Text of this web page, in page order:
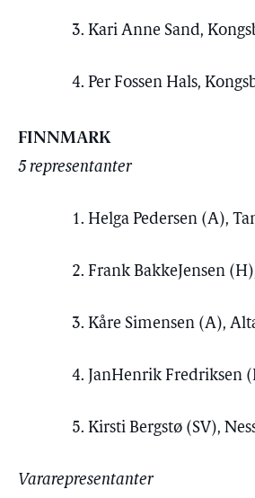
3. Kari Anne Sand,
4. Per Fossen Hals,
FINNMARK
5 representanter
1. Helga Pedersen (A),
2. Frank BakkeJensen
3. Kåre Simensen (A),
4. JanHenrik Fredriksen
5. Kirsti Bergstø (SV),
Vararepresentanter